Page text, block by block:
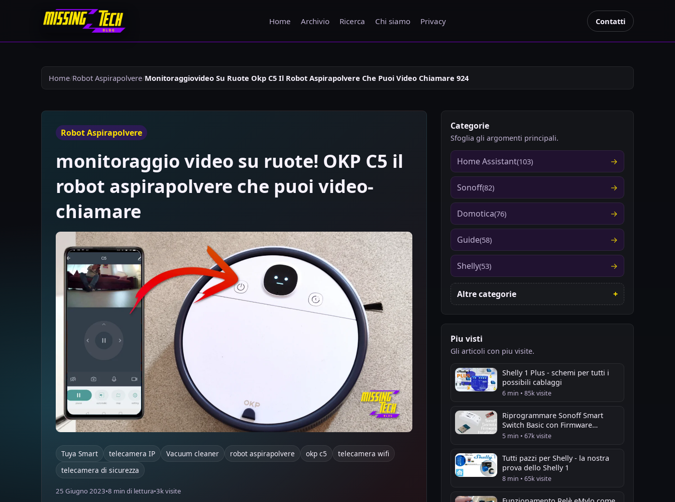
Home Archivio Ricerca Chi siamo Privacy Contatti
Home Robot Aspirapolvere Monitoraggiovideo Su Ruote Okp C5 Il Robot Aspirapolvere Che Puoi Video Chiamare 924
Robot Aspirapolvere
monitoraggio video su ruote! OKP C5 il
robot aspirapolvere che puoi video-
chiamare
Tuya Smart telecamera IP Vacuum cleaner robot aspirapolvere okp c5
telecamera wifi
telecamera di sicurezza
25 Giugno 2023•8 min di lettura•3k visite
Categorie
Sfoglia gli argomenti principali.
Home Assistant(103)
Sonoff(82)
Domotica(76)
Guide(58)
Shelly(53)
Altre categorie
Piu visti
Gli articoli con piu visite.
Shelly 1 Plus - schemi per tutti i
possibili cablaggi
6 min • 85k visite
Riprogrammare Sonoff Smart
Switch Basic con Firmware
Tasmota
5 min • 67k visite
Tutti pazzi per Shelly - la nostra
prova dello Shelly 1
8 min • 65k visite